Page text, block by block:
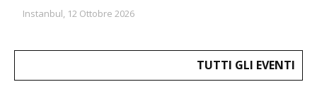
Instanbul, 12 Ottobre 2026
TUTTI GLI EVENTI